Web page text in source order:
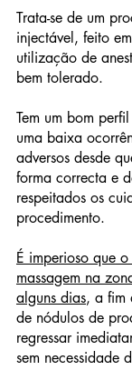
Trata-se de um
injectável, feito
utilização de
bem tolerado.
Tem um bom
uma baixa
adversos desde
forma correcta e
respeitados os
procedimento.
É imperioso que
massagem na
alguns dias, a fim
de nódulos de
regressar
sem necessidade